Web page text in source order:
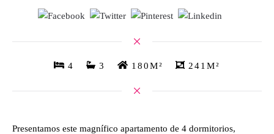
4 3 180M² 241M²
Presentamos este magnífico apartamento de 4 dormitorios,